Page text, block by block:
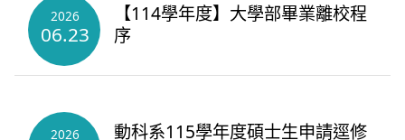
2026
06.23
【114學年度】大學部畢業離校程
序
2026
動科系115學年度碩士生申請逕修